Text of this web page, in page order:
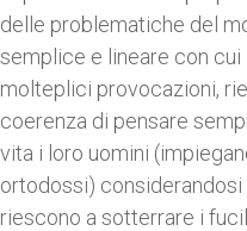
delle problematiche del
semplice e lineare con cui
molteplici provocazioni,
coerenza di pensare
vita i loro uomini
ortodossi)
riescono a sotterrare i